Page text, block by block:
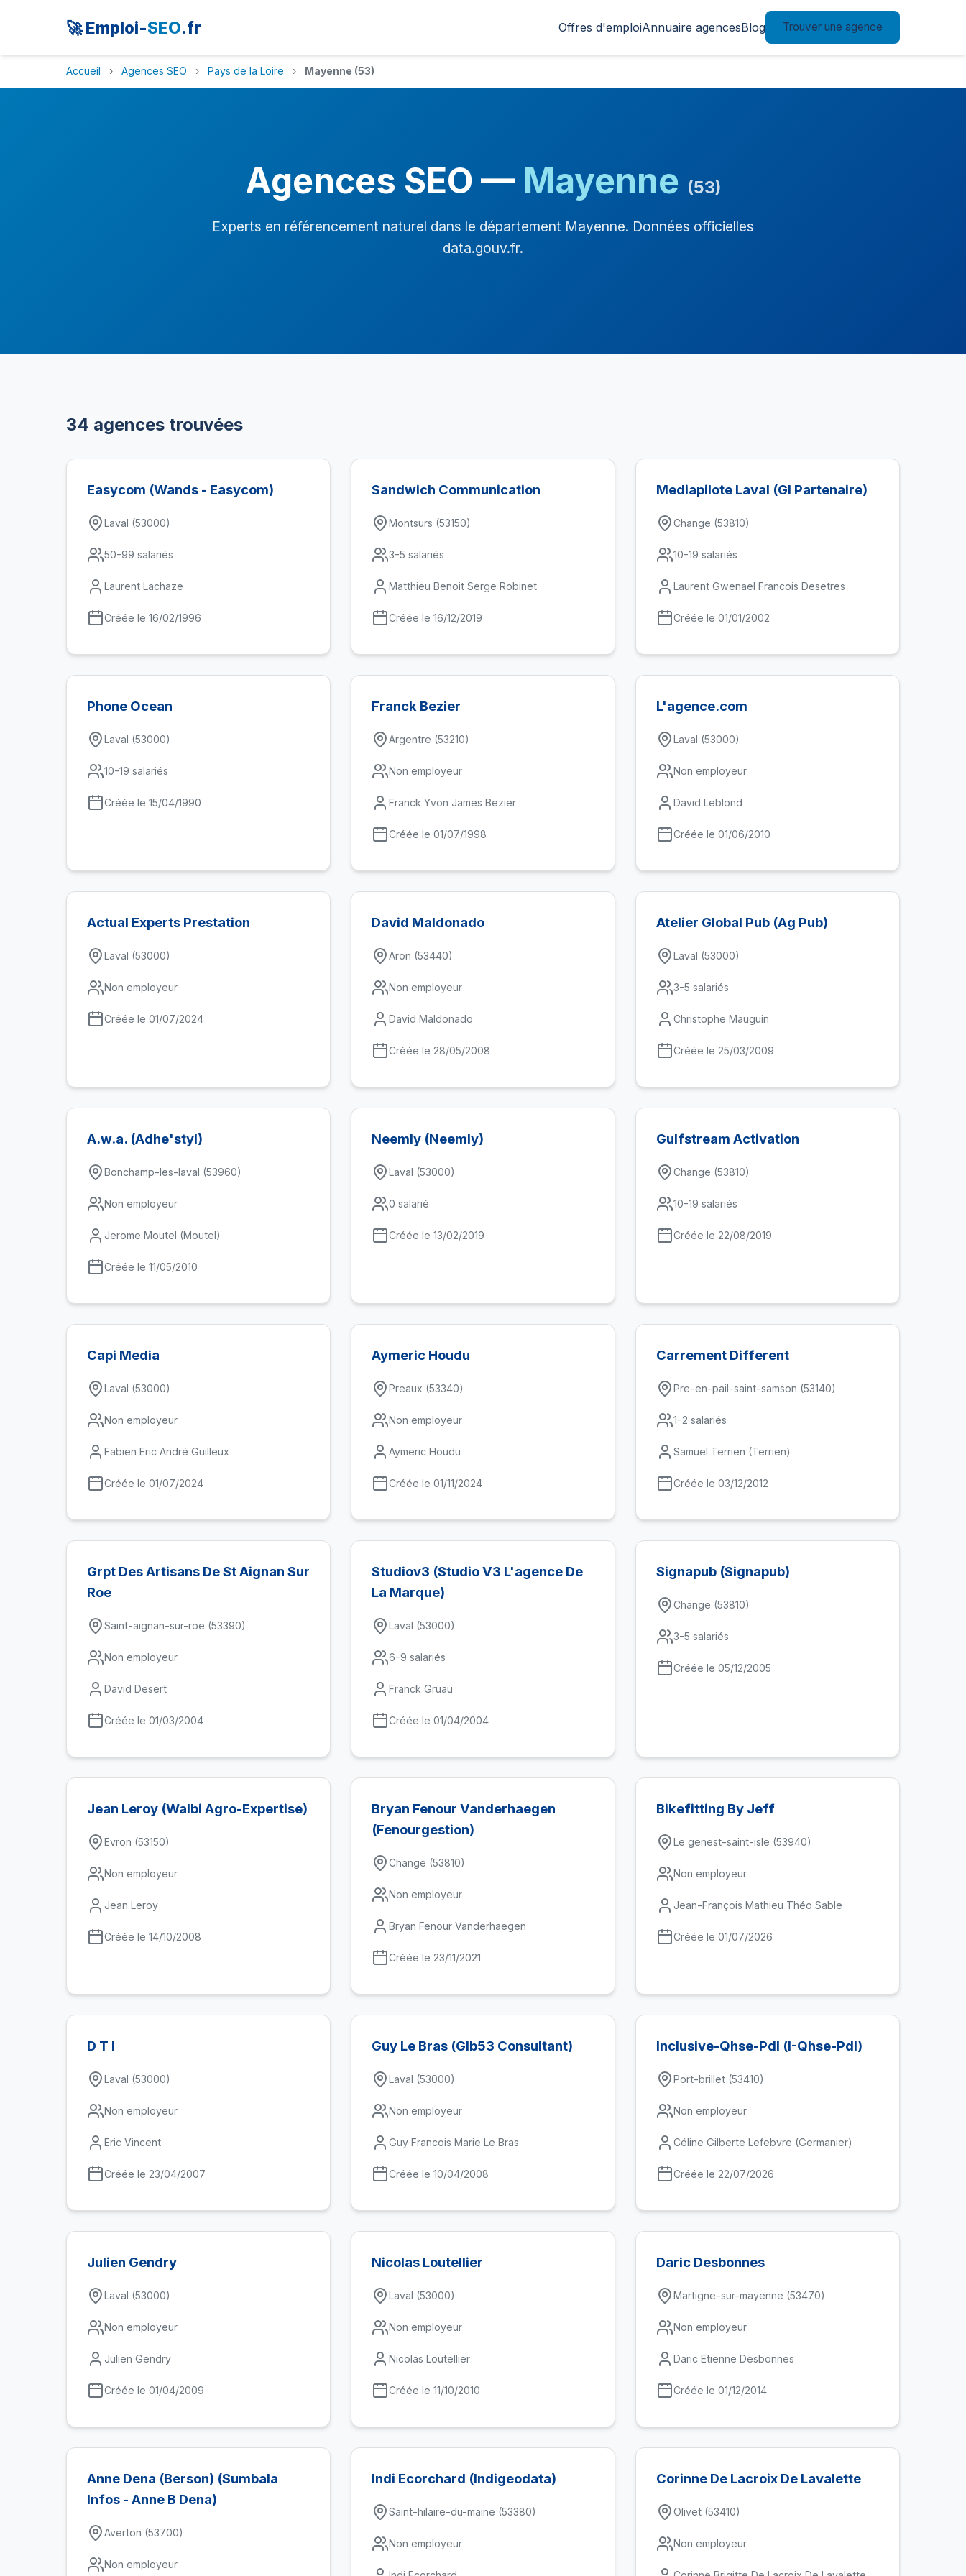
🚀 Emploi-SEO.fr Offres d'emploiAnnuaire agencesBlog Trouver une agence
Accueil › Agences SEO › Pays de la Loire › Mayenne (53)
Agences SEO — Mayenne (53)
Experts en référencement naturel dans le département Mayenne. Données officielles
data.gouv.fr.
34 agences trouvées
Easycom (Wands - Easycom)
Laval (53000)
50-99 salariés
Laurent Lachaze
Créée le 16/02/1996
Sandwich Communication
Montsurs (53150)
3-5 salariés
Matthieu Benoit Serge Robinet
Créée le 16/12/2019
Mediapilote Laval (Gl Partenaire)
Change (53810)
10-19 salariés
Laurent Gwenael Francois Desetres
Créée le 01/01/2002
Phone Ocean
Laval (53000)
10-19 salariés
Créée le 15/04/1990
Franck Bezier
Argentre (53210)
Non employeur
Franck Yvon James Bezier
Créée le 01/07/1998
L'agence.com
Laval (53000)
Non employeur
David Leblond
Créée le 01/06/2010
Actual Experts Prestation
Laval (53000)
Non employeur
Créée le 01/07/2024
David Maldonado
Aron (53440)
Non employeur
David Maldonado
Créée le 28/05/2008
Atelier Global Pub (Ag Pub)
Laval (53000)
3-5 salariés
Christophe Mauguin
Créée le 25/03/2009
A.w.a. (Adhe'styl)
Bonchamp-les-laval (53960)
Non employeur
Jerome Moutel (Moutel)
Créée le 11/05/2010
Neemly (Neemly)
Laval (53000)
0 salarié
Créée le 13/02/2019
Gulfstream Activation
Change (53810)
10-19 salariés
Créée le 22/08/2019
Capi Media
Laval (53000)
Non employeur
Fabien Eric André Guilleux
Créée le 01/07/2024
Aymeric Houdu
Preaux (53340)
Non employeur
Aymeric Houdu
Créée le 01/11/2024
Carrement Different
Pre-en-pail-saint-samson (53140)
1-2 salariés
Samuel Terrien (Terrien)
Créée le 03/12/2012
Grpt Des Artisans De St Aignan Sur
Roe
Saint-aignan-sur-roe (53390)
Non employeur
David Desert
Créée le 01/03/2004
Studiov3 (Studio V3 L'agence De
La Marque)
Laval (53000)
6-9 salariés
Franck Gruau
Créée le 01/04/2004
Signapub (Signapub)
Change (53810)
3-5 salariés
Créée le 05/12/2005
Jean Leroy (Walbi Agro-Expertise)
Evron (53150)
Non employeur
Jean Leroy
Créée le 14/10/2008
Bryan Fenour Vanderhaegen
(Fenourgestion)
Change (53810)
Non employeur
Bryan Fenour Vanderhaegen
Créée le 23/11/2021
Bikefitting By Jeff
Le genest-saint-isle (53940)
Non employeur
Jean-François Mathieu Théo Sable
Créée le 01/07/2026
D T I
Laval (53000)
Non employeur
Eric Vincent
Créée le 23/04/2007
Guy Le Bras (Glb53 Consultant)
Laval (53000)
Non employeur
Guy Francois Marie Le Bras
Créée le 10/04/2008
Inclusive-Qhse-Pdl (I-Qhse-Pdl)
Port-brillet (53410)
Non employeur
Céline Gilberte Lefebvre (Germanier)
Créée le 22/07/2026
Julien Gendry
Laval (53000)
Non employeur
Julien Gendry
Créée le 01/04/2009
Nicolas Loutellier
Laval (53000)
Non employeur
Nicolas Loutellier
Créée le 11/10/2010
Daric Desbonnes
Martigne-sur-mayenne (53470)
Non employeur
Daric Etienne Desbonnes
Créée le 01/12/2014
Anne Dena (Berson) (Sumbala
Infos - Anne B Dena)
Averton (53700)
Non employeur
Indi Ecorchard (Indigeodata)
Saint-hilaire-du-maine (53380)
Non employeur
Corinne De Lacroix De Lavalette
Olivet (53410)
Non employeur